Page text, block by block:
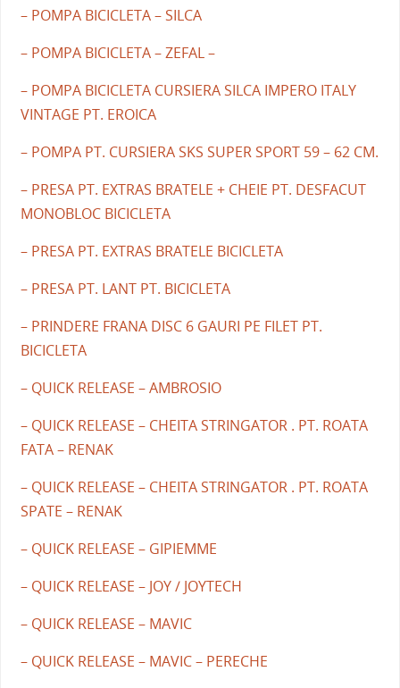
– POMPA BICICLETA – SILCA
– POMPA BICICLETA – ZEFAL –
– POMPA BICICLETA CURSIERA SILCA IMPERO ITALY
VINTAGE PT. EROICA
– POMPA PT. CURSIERA SKS SUPER SPORT 59 – 62 CM.
– PRESA PT. EXTRAS BRATELE + CHEIE PT. DESFACUT
MONOBLOC BICICLETA
– PRESA PT. EXTRAS BRATELE BICICLETA
– PRESA PT. LANT PT. BICICLETA
– PRINDERE FRANA DISC 6 GAURI PE FILET PT.
BICICLETA
– QUICK RELEASE – AMBROSIO
– QUICK RELEASE – CHEITA STRINGATOR . PT. ROATA
FATA – RENAK
– QUICK RELEASE – CHEITA STRINGATOR . PT. ROATA
SPATE – RENAK
– QUICK RELEASE – GIPIEMME
– QUICK RELEASE – JOY / JOYTECH
– QUICK RELEASE – MAVIC
– QUICK RELEASE – MAVIC – PERECHE